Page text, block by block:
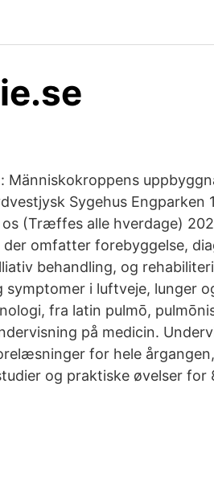
Människokroppens
Sygehus Engparken
(Træffes alle hverdage)
omfatter forebyggelse,
behandling, og
i luftveje, lunger
fra latin pulmō,
på medicin.
for hele årgangen,
og praktiske øvelser for